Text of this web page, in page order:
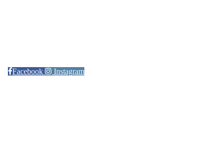
Facebook Instagram